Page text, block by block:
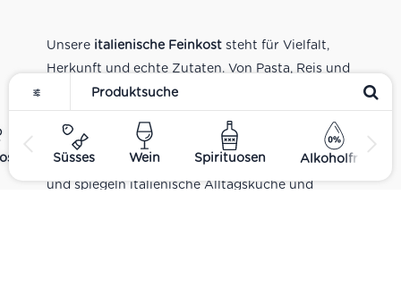
Süsses Wein Spirituosen Alkoholfrei
Unsere italienische Feinkoststeht für Vielfalt,
Herkunft und echte Zutaten. Von Pasta, Reis und
Tomatensaucen über Olivenöl, Antipasti und
Pesto bis zu Balsamico und Spezialitäten aus
verschiedenen Regionen Italiens. Alle Produkte
sind Teil unseres realen Supermarkt-Sortiments
und spiegeln italienische Alltagsküche und